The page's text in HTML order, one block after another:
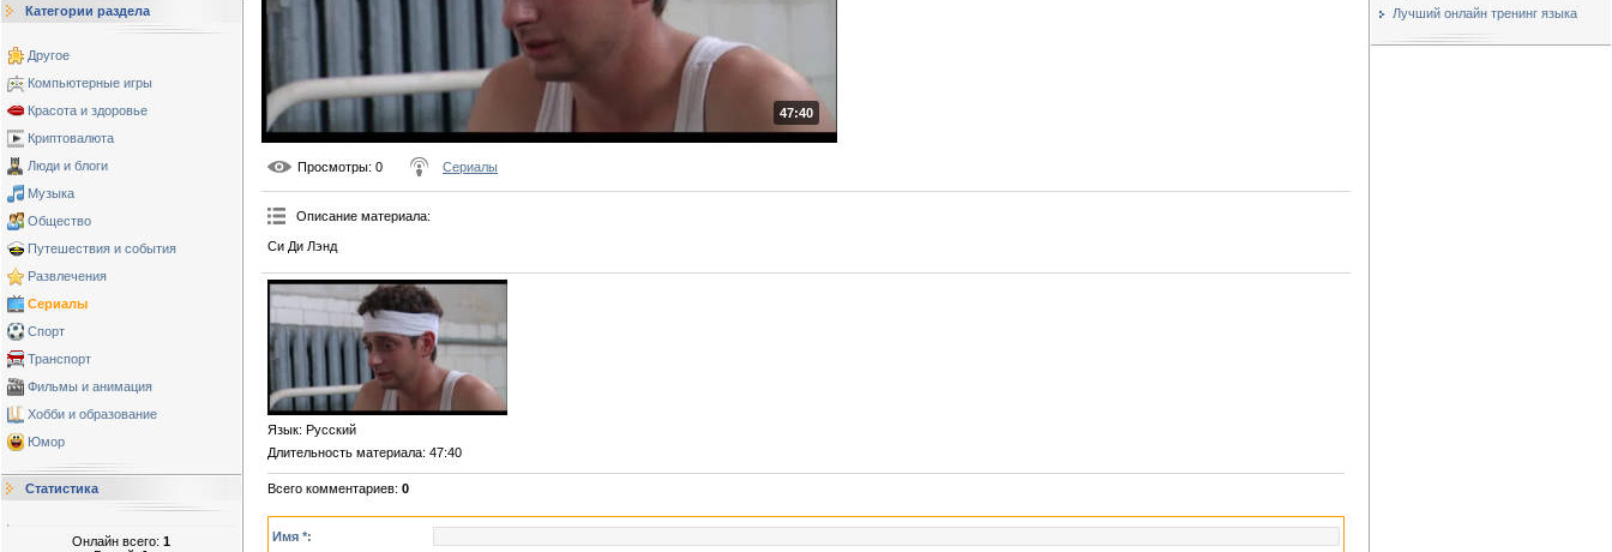
Категории раздела
Другое
Компьютерные игры
Красота и здоровье
Криптовалюта
Люди и блоги
Музыка
Общество
Путешествия и события
Развлечения
Сериалы
Спорт
Транспорт
Фильмы и анимация
Хобби и образование
Юмор
Статистика
Онлайн всего: 1
47:40
Просмотры: 0 Сериалы
Описание материала:
Си Ди Лэнд
Язык: Русский
Длительность материала: 47:40
Всего комментариев: 0
Имя *:
Лучший онлайн тренинг языка